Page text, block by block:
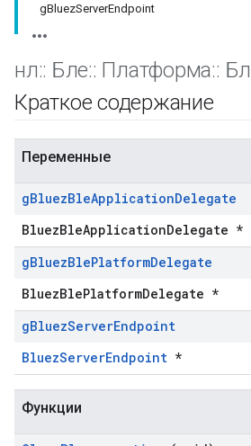
gBluezServerEndpoint
нл:: Бле:: Платформа::
Краткое содержание
Переменные
gBluezBleApplicationDelegate
BluezBleApplicationDelegate *
gBluezBlePlatformDelegate
BluezBlePlatformDelegate *
gBluezServerEndpoint
BluezServerEndpoint *
Функции